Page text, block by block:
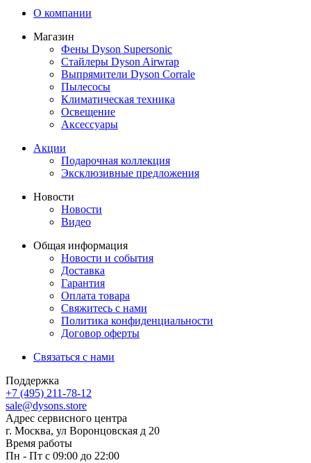
О компании
Магазин
Фены Dyson Supersonic
Стайлеры Dyson Airwrap
Выпрямители Dyson Corrale
Пылесосы
Климатическая техника
Освещение
Аксессуары
Акции
Подарочная коллекция
Эксклюзивные предложения
Новости
Новости
Видео
Общая информация
Новости и события
Доставка
Гарантия
Оплата товара
Свяжитесь с нами
Политика конфиденциальности
Договор оферты
Связаться с нами
Поддержка
+7 (495) 211-78-12
sale@dysons.store
Адрес сервисного центра
г. Москва, ул Воронцовская д 20
Время работы
Пн - Пт с 09:00 до 22:00